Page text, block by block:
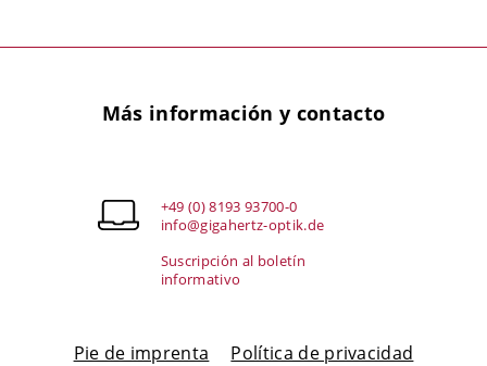
Más información y contacto
+49 (0) 8193 93700-0
info@gigahertz-optik.de
Suscripción al boletín
informativo
Pie de imprenta
Política de privacidad